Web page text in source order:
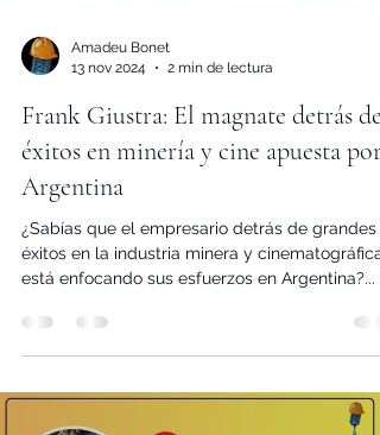
13 nov 2024
2 min de lectura
Frank Giustra: El magnate detrás de
éxitos en minería y cine apuesta por
Argentina
¿Sabías que el empresario detrás de grandes
está enfocando sus esfuerzos en Argentina?...